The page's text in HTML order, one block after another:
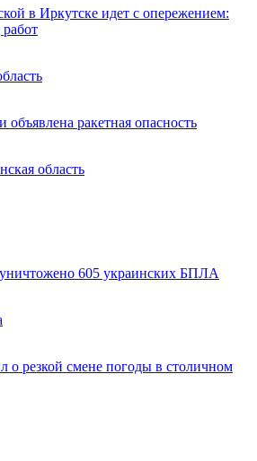
в Иркутске идет с опережением:
объявлена ракетная опасность
область
605 украинских БПЛА
о резкой смене погоды в столичном